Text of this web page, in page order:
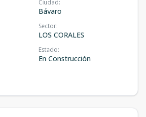
Ciudad:
Bávaro
Sector:
LOS CORALES
Estado:
En Construcción